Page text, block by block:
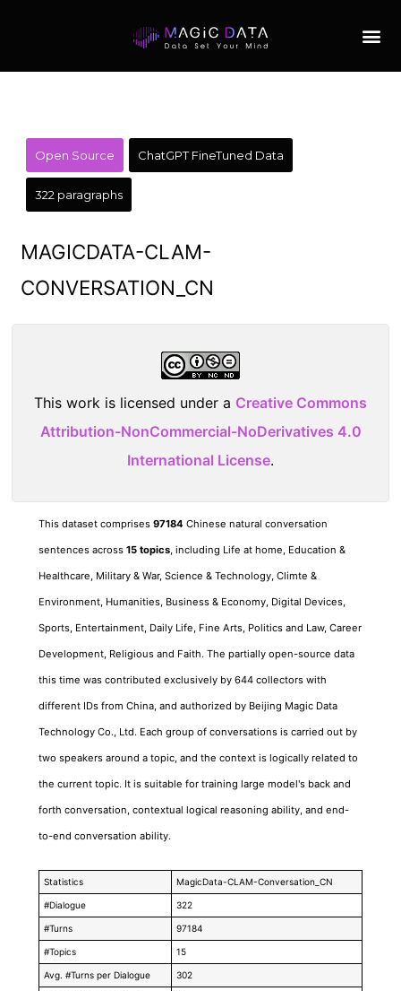
Open Source ChatGPT FineTuned Data
322 paragraphs
MAGICDATA-CLAM-
CONVERSATION_CN
This work is licensed under a Creative Commons
Attribution-NonCommercial-NoDerivatives 4.0
International License.
This dataset comprises 97184 Chinese natural conversation
sentences across 15 topics, including Life at home, Education &
Healthcare, Military & War, Science & Technology, Climte &
Environment, Humanities, Business & Economy, Digital Devices,
Sports, Entertainment, Daily Life, Fine Arts, Politics and Law, Career
Development, Religious and Faith. The partially open-source data
this time was contributed exclusively by 644 collectors with
different IDs from China, and authorized by Beijing Magic Data
Technology Co., Ltd. Each group of conversations is carried out by
two speakers around a topic, and the context is logically related to
the current topic. It is suitable for training large model's back and
forth conversation, contextual logical reasoning ability, and end-
to-end conversation ability.
Statistics MagicData-CLAM-Conversation_CN
#Dialogue 322
#Turns 97184
#Topics 15
Avg. #Turns per Dialogue 302